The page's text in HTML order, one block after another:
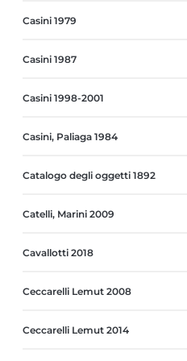
Casini 1979
Casini 1987
Casini 1998-2001
Casini, Paliaga 1984
Catalogo degli oggetti 1892
Catelli, Marini 2009
Cavallotti 2018
Ceccarelli Lemut 2008
Ceccarelli Lemut 2014